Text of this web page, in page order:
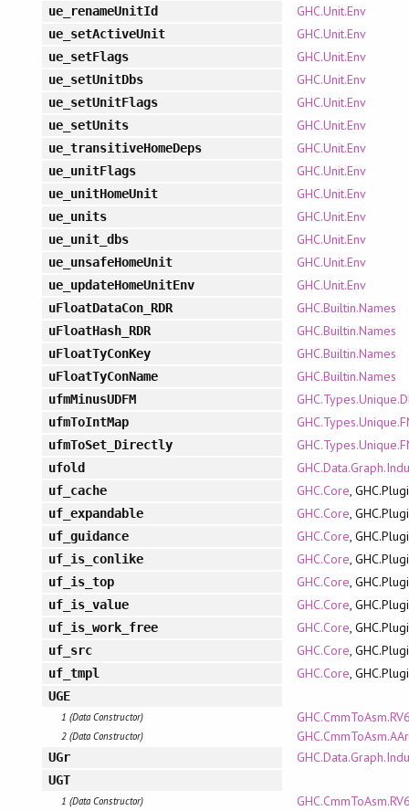
ue_renameUnitId GHC.Unit.Env
ue_setActiveUnit GHC.Unit.Env
ue_setFlags GHC.Unit.Env
ue_setUnitDbs GHC.Unit.Env
ue_setUnitFlags GHC.Unit.Env
ue_setUnits GHC.Unit.Env
ue_transitiveHomeDeps GHC.Unit.Env
ue_unitFlags GHC.Unit.Env
ue_unitHomeUnit GHC.Unit.Env
ue_units GHC.Unit.Env
ue_unit_dbs GHC.Unit.Env
ue_unsafeHomeUnit GHC.Unit.Env
ue_updateHomeUnitEnv GHC.Unit.Env
uFloatDataCon_RDR GHC.Builtin.Names
uFloatHash_RDR GHC.Builtin.Names
uFloatTyConKey GHC.Builtin.Names
uFloatTyConName GHC.Builtin.Names
ufmMinusUDFM
ufmToIntMap
ufmToSet_Directly
ufold
uf_cache GHC.Core,
uf_expandable GHC.Core,
uf_guidance GHC.Core,
uf_is_conlike GHC.Core,
uf_is_top GHC.Core,
uf_is_value GHC.Core,
uf_is_work_free GHC.Core,
uf_src GHC.Core,
uf_tmpl GHC.Core,
UGE
1 (Data Constructor)
2 (Data Constructor)
UGr
UGT
1 (Data Constructor)